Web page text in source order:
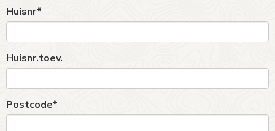
Huisnr*
Huisnr.toev.
Postcode*